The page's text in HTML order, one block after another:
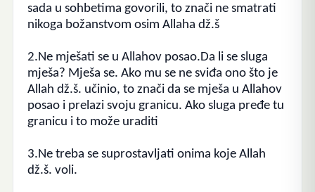
sada u sohbetima govorili, to znači ne smatrati
nikoga božanstvom osim Allaha dž.š
2.Ne mješati se u Allahov posao.Da li se sluga
mješa? Mješa se. Ako mu se ne sviđa ono što je
Allah dž.š. učinio, to znači da se mješa u Allahov
posao i prelazi svoju granicu. Ako sluga pređe tu
granicu i to može uraditi
3.Ne treba se suprostavljati onima koje Allah
dž.š. voli.